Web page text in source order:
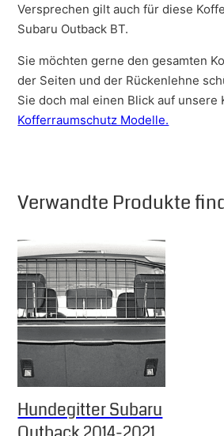
Versprechen gilt auch für diese
Subaru Outback BT.
Sie möchten gerne den gesamten
der Seiten und der Rückenlehne
Sie doch mal einen Blick auf unsere
Kofferraumschutz Modelle.
Verwandte Produkte
Hundegitter Subaru